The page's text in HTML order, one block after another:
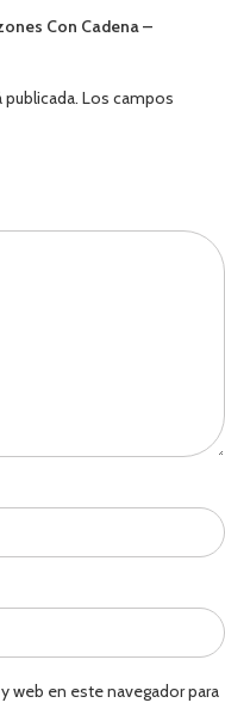
Con Cadena –
Los campos
web en este navegador para